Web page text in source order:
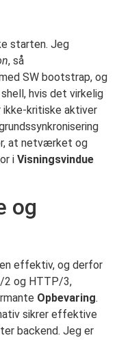
starten. Jeg
, så
SW bootstrap, og
hvis det virkelig
kritiske aktiver
at netværket og
i Visningsvindue
og
effektiv, og derfor
2 og HTTP/3,
Opbevaring.
sikrer effektive
backend. Jeg er